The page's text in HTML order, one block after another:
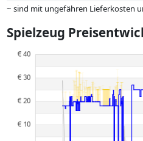
~ sind mit ungefähren Lieferkosten
abweichen können.
Vergütungen durch Partner haben
gleichen Preisen können
beeinflussen.
Spielzeug